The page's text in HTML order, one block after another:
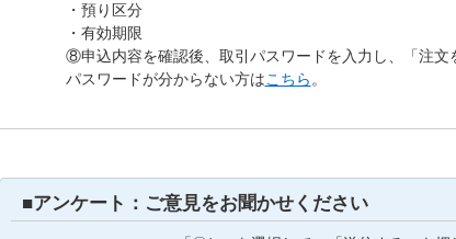
・預り区分
・有効期限
⑧申込内容を確認後、取引パスワードを入力し、「注文
パスワードが分からない方はこちら 。
■アンケート：ご意見をお聞かせください